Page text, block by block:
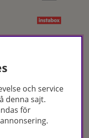
och service
denna sajt.
för